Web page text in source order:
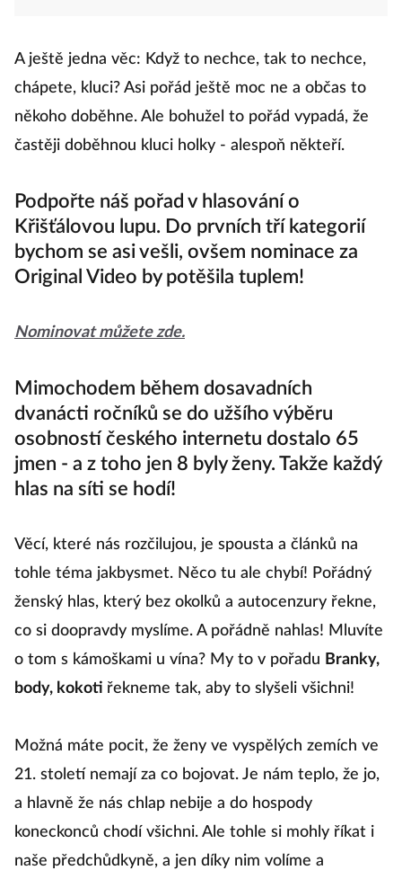
A ještě jedna věc: Když to nechce, tak to nechce,
chápete, kluci? Asi pořád ještě moc ne a občas to
někoho doběhne. Ale bohužel to pořád vypadá, že
častěji doběhnou kluci holky - alespoň někteří.
Podpořte náš pořad v hlasování o
Křišťálovou lupu. Do prvních tří kategorií
bychom se asi vešli, ovšem nominace za
Original Video by potěšila tuplem!
Nominovat můžete zde.
Mimochodem během dosavadních
dvanácti ročníků se do užšího výběru
osobností českého internetu dostalo 65
jmen - a z toho jen 8 byly ženy. Takže každý
hlas na síti se hodí!
Věcí, které nás rozčilujou, je spousta a článků na
tohle téma jakbysmet. Něco tu ale chybí! Pořádný
ženský hlas, který bez okolků a autocenzury řekne,
co si doopravdy myslíme. A pořádně nahlas! Mluvíte
o tom s kámoškami u vína? My to v pořadu Branky,
body, kokoti řekneme tak, aby to slyšeli všichni!
Možná máte pocit, že ženy ve vyspělých zemích ve
21. století nemají za co bojovat. Je nám teplo, že jo,
a hlavně že nás chlap nebije a do hospody
koneckonců chodí všichni. Ale tohle si mohly říkat i
naše předchůdkyně, a jen díky nim volíme a